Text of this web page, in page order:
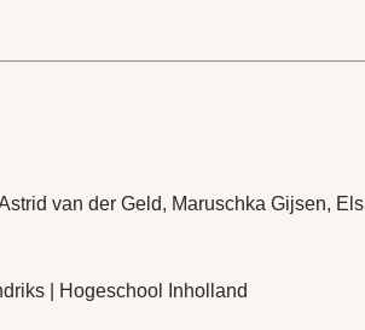
van der Geld, Maruschka Gijsen, Els
| Hogeschool Inholland